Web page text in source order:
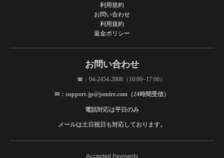
利用規約
お問い合わせ
利用規約
返金ポリシー
お問い合わせ
☎：04-2454-2808（10:00~17:00）
✉：support-jp@jomire.com（24時間受信）
電話対応は平日のみ
メールは土日祝日も対応しております。
Accepted Payments